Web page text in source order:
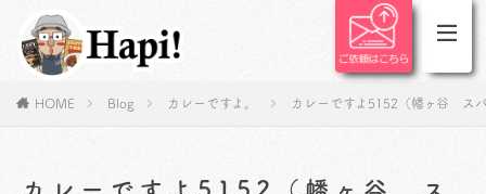
HOME Blog カレーですよ。 カレーですよ5152（幡ヶ谷 ス